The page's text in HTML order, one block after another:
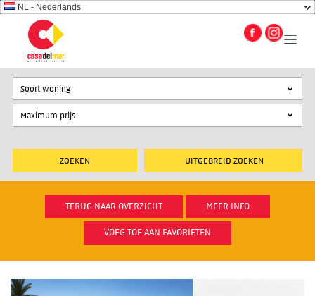
NL - Nederlands
UITGEBREID ZOEKEN
Soort woning
TERUG NAAR OVERZICHT MEER INFO
VOEG TOE AAN FAVORIETEN